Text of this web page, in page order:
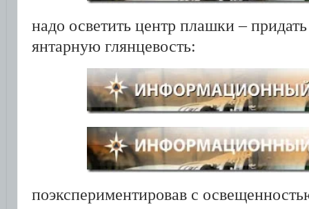
надо осветить центр плашки –
янтарную глянцевость:
поэкспериментировав с